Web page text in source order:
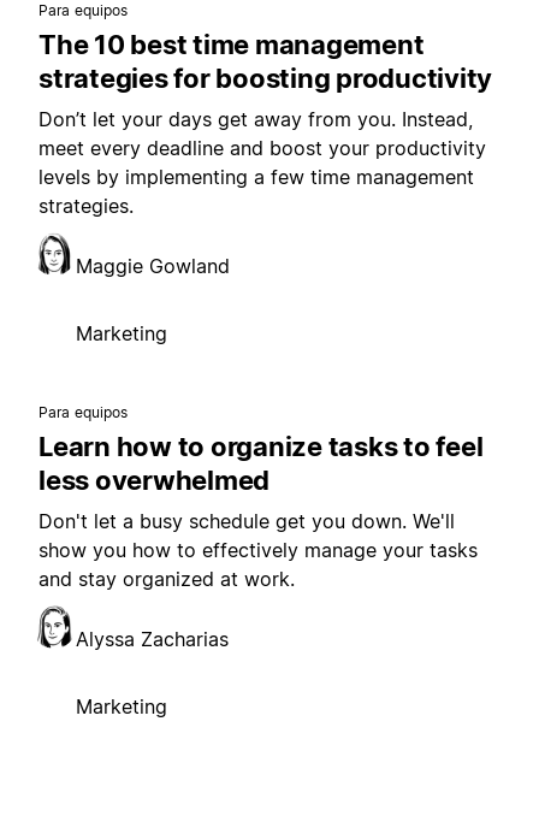
Para equipos
The 10 best time management
strategies for boosting productivity
Don’t let your days get away from you. Instead,
meet every deadline and boost your productivity
levels by implementing a few time management
strategies.
Maggie Gowland
Marketing
Para equipos
Learn how to organize tasks to feel
less overwhelmed
Don't let a busy schedule get you down. We'll
show you how to effectively manage your tasks
and stay organized at work.
Alyssa Zacharias
Marketing